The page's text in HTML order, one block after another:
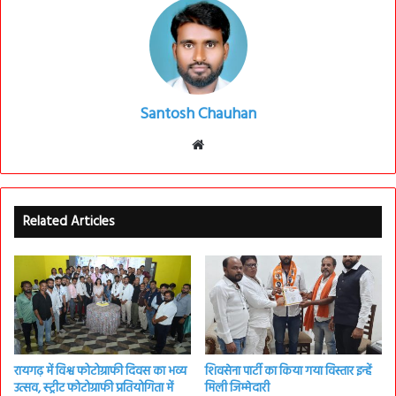
Santosh Chauhan
Related Articles
रायगढ़ में विश्व फोटोग्राफी दिवस का भव्य
उत्सव, स्ट्रीट फोटोग्राफी प्रतियोगिता में
शिवसेना पार्टी का किया गया विस्तार इन्हें
मिली जिम्मेदारी